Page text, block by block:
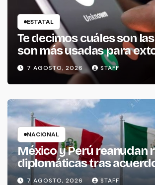
ESTATAL
Te decimos cuáles son
son más usadas para
en Michoacán
7 AGOSTO, 2026 STAFF
NACIONAL
México y Perú reanudan
diplomáticas tras
ambos gobiernos
7 AGOSTO, 2026 STAFF